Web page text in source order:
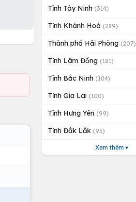
Tỉnh Tây Ninh (314)
Tỉnh Khánh Hoà (289)
Thành phố Hải Phòng (207)
Tỉnh Lâm Đồng (181)
Tỉnh Bắc Ninh (104)
Tỉnh Gia Lai (100)
Tỉnh Hưng Yên (99)
Tỉnh Đắk Lắk (95)
Xem thêm ▾